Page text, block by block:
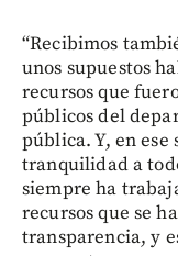
“Recibimos
unos supuestos
recursos que
públicos del
pública. Y, en
tranquilidad a
siempre ha
recursos que se
transparencia, y